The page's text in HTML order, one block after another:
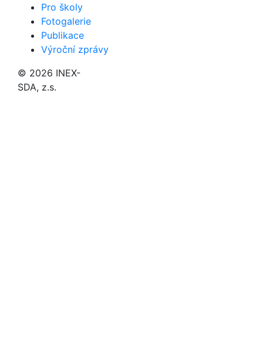
Pro školy
Fotogalerie
Publikace
Výroční zprávy
© 2026 INEX-
SDA, z.s.